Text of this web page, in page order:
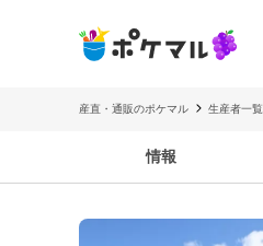
産直・通販のポケマル 生産者一覧
情報